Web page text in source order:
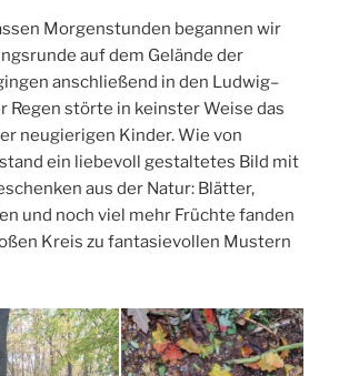
Morgenstunden begannen wir
auf dem Gelände der
anschließend in den Ludwig–
Regen störte in keinster Weise das
neugierigen Kinder. Wie von
ein liebevoll gestaltetes Bild mit
aus der Natur: Blätter,
und noch viel mehr Früchte fanden
Kreis zu fantasievollen Mustern